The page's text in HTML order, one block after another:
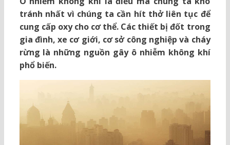
tránh nhất vì chúng ta cần hít thở liên tục để
cung cấp oxy cho cơ thể. Các thiết bị đốt trong
gia đình, xe cơ giới, cơ sở công nghiệp và cháy
rừng là những nguồn gây ô nhiễm không khí
phổ biến.